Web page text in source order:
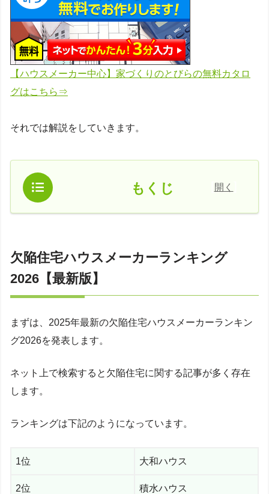
【ハウスメーカー中心】家づくりのとびらの無料カタロ
グはこちら⇒
それでは解説をしていきます。
もくじ 開く
欠陥住宅ハウスメーカーランキング
2026【最新版】
まずは、2025年最新の欠陥住宅ハウスメーカーランキン
グ2026を発表します。
ネット上で検索すると欠陥住宅に関する記事が多く存在
します。
ランキングは下記のようになっています。
1位 大和ハウス
2位 積水ハウス